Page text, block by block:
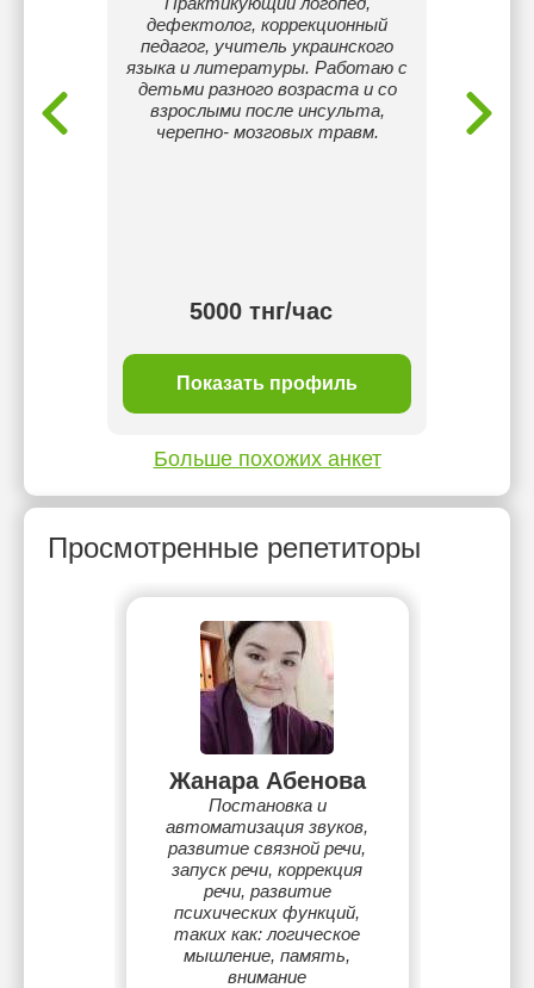
дефектолог, коррекционный
педагог, учитель украинского
языка и литературы. Работаю с
детьми разного возраста и со
взрослыми после инсульта,
черепно- мозговых травм.
5000 тнг/час
Показать профиль
Больше похожих анкет
Просмотренные репетиторы
Жанара Абенова
Постановка и
автоматизация звуков,
развитие связной речи,
запуск речи, коррекция
речи, развитие
психических функций,
таких как: логическое
мышление, память,
внимание